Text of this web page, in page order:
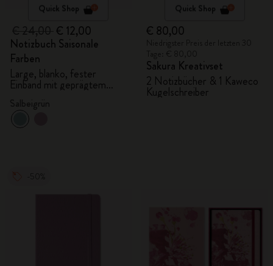
Quick Shop
€ 12,00
Notizbuch Saisonale
Farben
Large, blanko, fester
Einband mit geprägtem
Quick Shop
€ 80,00
Sakura Kreativset
2 Notizbücher & 1 Kaweco
Kugelschreiber